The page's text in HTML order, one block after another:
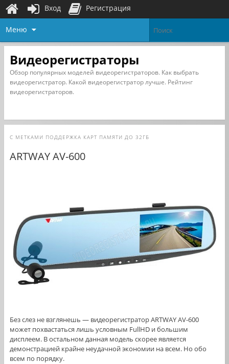
Меню
Видеорегистраторы
Обзор популярных моделей видеорегистраторов. Как выбрать
видеорегистратор. Какой видеорегистратор лучше. Рейтинг
видеорегистраторов.
С МЕТКАМИ ПОДДЕРЖКА КАРТ ПАМЯТИ ДО 32ГБ
ARTWAY AV-600
Без слез не взглянешь — видеорегистратор ARTWAY AV-600
может похвастаться лишь условным FullHD и большим
дисплеем. В остальном данная модель скорее является
демонстрацией крайне неудачной экономии на всем. Но обо
всем по порядку.
Вход Регистрация